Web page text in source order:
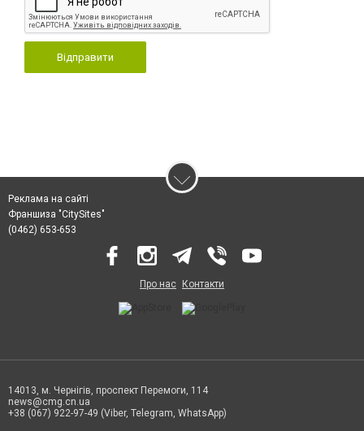
Відправити
Реклама на сайті
Франшиза "CitySites"
(0462) 653-653
Про нас Контакти
14013, м. Чернігів, проспект Перемоги, 114
news@cmg.cn.ua
+38 (067) 922-97-49 (Viber, Telegram, WhatsApp)